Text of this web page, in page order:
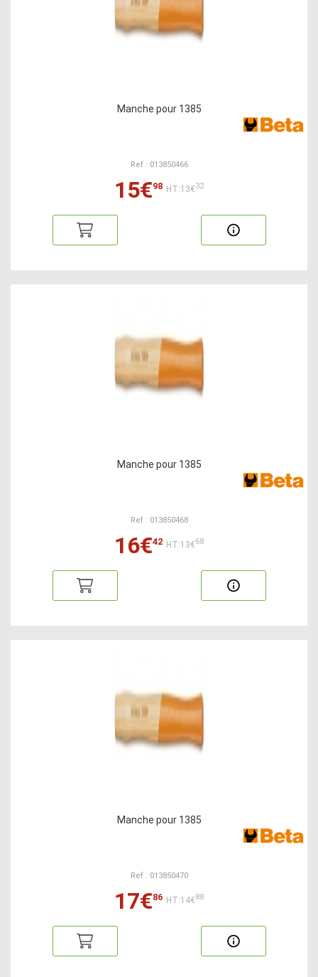
Manche pour 1385
Ref : 013850466
15€98 HT:13€32
Manche pour 1385
Ref : 013850468
16€42 HT:13€68
Manche pour 1385
Ref : 013850470
17€86 HT:14€88